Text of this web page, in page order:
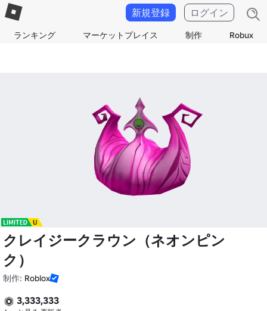
ランキング マーケットプレイス 制作 Robux
新規登録 ログイン
クレイジークラウン（ネオンピン
ク）
制作: Roblox
3,333,333